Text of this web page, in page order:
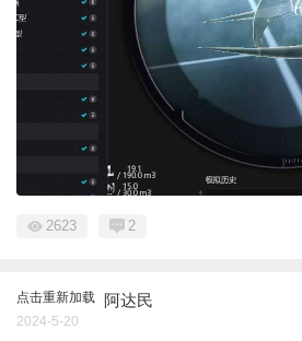
2623 2
点击重新加载 阿达民
2024-5-20